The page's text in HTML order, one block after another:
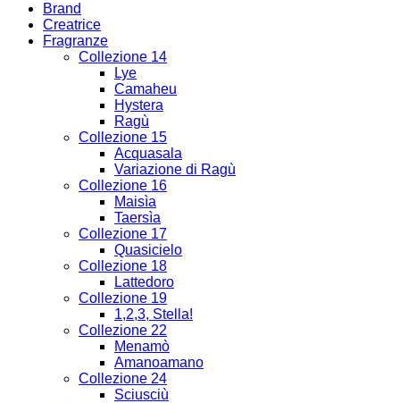
Brand
Creatrice
Fragranze
Collezione 14
Lye
Camaheu
Hystera
Ragù
Collezione 15
Acquasala
Variazione di Ragù
Collezione 16
Maisìa
Taersìa
Collezione 17
Quasicielo
Collezione 18
Lattedoro
Collezione 19
1,2,3, Stella!
Collezione 22
Menamò
Amanoamano
Collezione 24
Sciusciù